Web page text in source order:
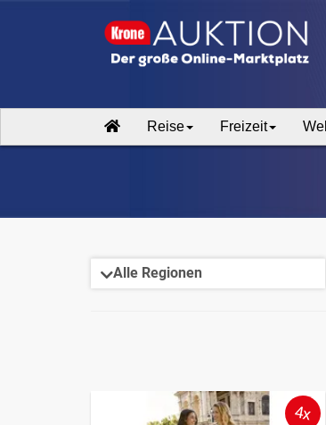
Reise Freizeit
4x